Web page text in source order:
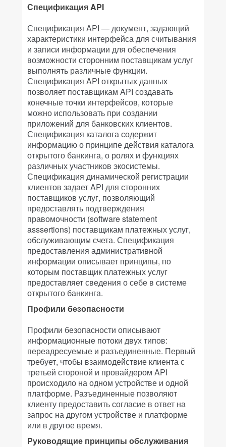
Спецификация API
Спецификация API — документ, задающий
характеристики интерфейса для считывания
и записи информации для обеспечения
возможности сторонним поставщикам услуг
выполнять различные функции.
Спецификация API открытых данных
позволяет поставщикам API создавать
конечные точки интерфейсов, которые
можно использовать при создании
приложений для банковских клиентов.
Спецификация каталога содержит
информацию о принципе действия каталога
открытого банкинга, о ролях и функциях
различных участников экосистемы.
Спецификация динамической регистрации
клиентов задает API для сторонних
поставщиков услуг, позволяющий
предоставлять подтверждения
правомочности (software statement
asssertions) поставщикам платежных услуг,
обслуживающим счета. Спецификация
предоставления административной
информации описывает принципы, по
которым поставщик платежных услуг
предоставляет сведения о себе в системе
открытого банкинга.
Профили безопасности
Профили безопасности описывают
информационные потоки двух типов:
переадресуемые и разъединенные. Первый
требует, чтобы взаимодействие клиента с
третьей стороной и провайдером API
происходило на одном устройстве и одной
платформе. Разъединенные позволяют
клиенту предоставить согласие в ответ на
запрос на другом устройстве и платформе
или в другое время.
Руководящие принципы обслуживания